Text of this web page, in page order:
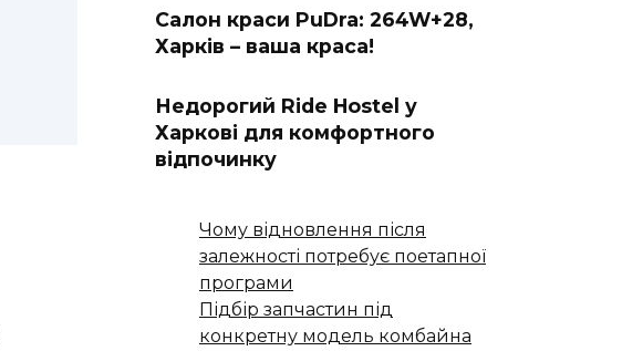
Салон краси PuDra: 264W+28,
Харків – ваша краса!
Недорогий Ride Hostel у
Харкові для комфортного
відпочинку
Чому відновлення після
залежності потребує поетапної
програми
Підбір запчастин під
конкретну модель комбайна